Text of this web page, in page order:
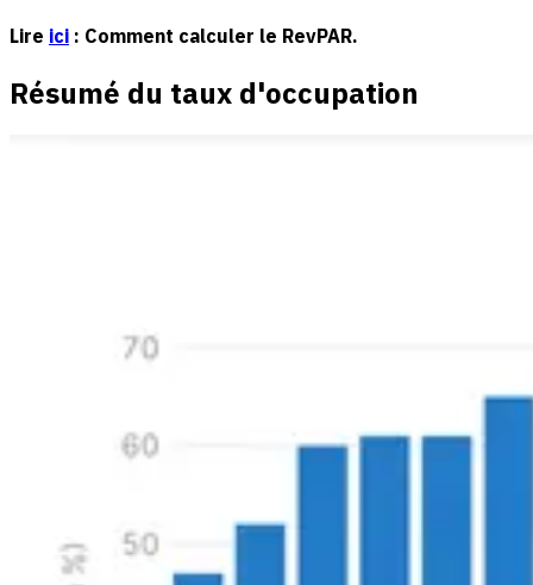
Lire ici : Comment calculer le RevPAR.
Résumé du taux d'occupation